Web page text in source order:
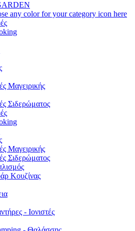
any color for your category icon here
Μαγειρικής
Σιδερώματος
Μαγειρικής
Σιδερώματος
Κουζίνας
- Ιονιστές